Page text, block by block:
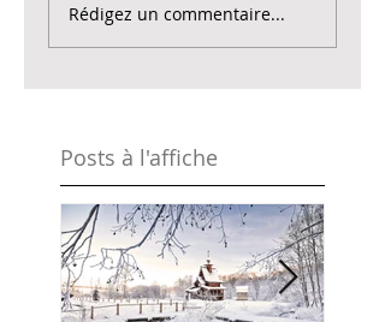
Rédigez un commentaire...
Posts à l'affiche